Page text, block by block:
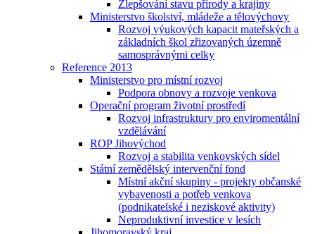
Zlepšování stavu přírody a krajiny
Ministerstvo školství, mládeže a tělovýchovy
Rozvoj výukových kapacit mateřských a
základních škol zřizovaných územně
samosprávnými celky
Reference 2013
Ministerstvo pro místní rozvoj
Podpora obnovy a rozvoje venkova
Operační program životní prostředí
Rozvoj infrastruktury pro enviromentální
vzdělávání
ROP Jihovýchod
Rozvoj a stabilita venkovských sídel
Státní zemědělský intervenční fond
Místní akční skupiny - projekty občanské
vybavenosti a potřeb venkova
(podnikatelské i neziskové aktivity)
Neproduktivní investice v lesích